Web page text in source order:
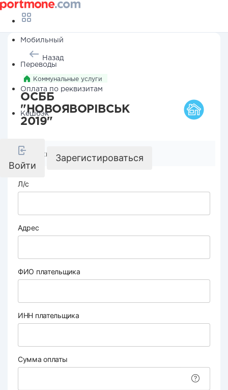
Мобильный
Переводы
Оплата по реквизитам
Кешбэк
Войти
Зарегистироваться
Назад
Коммунальные услуги
ОСББ
"НОВОЯВОРІВСЬК
2019"
Реквизиты компании
Л/с
Адрес
ФИО плательщика
ИНН плательщика
Сумма оплаты